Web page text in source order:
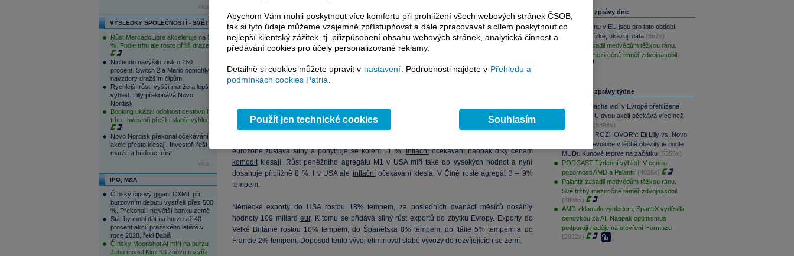
více...
VÝSLEDKY SPOLEČNOSTÍ - SVĚT
Růst MercadoLibre akceleruje na 50
%. Podle trhu ale roste příliš draze
Nintendo navýšilo zisk o 150
procent. Switch 2 a Mario pomohly
navzdory dražším čipům
Rychlejší růst, vyšší marže a lepší
výhled. Lilly překonává Novo
Nordisk
Booking ukázal odolnost cestovního
trhu. Investoři přešli i slabší výhled
Novo Nordisk překonal očekávání,
akcie přesto klesají. Investoři řeší
marže a budoucí růst
více...
IPO, M&A
Čínský čipový gigant CXMT při
burzovním debutu vystřelil přes 500
%. Překonal i největší banku země
Stát by mohl dát na burzu až 40
procent akcií pražského letiště v
roce 2028, řekl Babiš
Čínský Moonshot AI míří na burzu.
Jeho model Kimi K3 znovu rozvířil
eurozóně zůstává silný a pohybuje se kolem 11 %.Inflačníočekávání naopak díky cenám
komoditklesají. Růst peněžního agregátu M1 v USA míří také do vysokých hodnot a nyní
dosahuje přibližně 8 %. I v USA ale inflačníočekávání klesla. V Číně roste agregát 3 – 9%
tempem.
Německé exporty do USA rostou 18% tempem, za posledních dvanáct měsíců dosáhly
hodnoty 109 miliardeur. K tomu se přidává silný růst exportů do zbytku Evropy. Exporty do
Velké Británie rostou 10% tempem, do Španělska 8% tempem, do Itálie 5% tempem a do
Francie 2% tempem. Doposud tento vývoj eliminoval slabé vývozy do rozvíjejících se zemí.
Nejčtenější zprávy dne
Zásoby plynu v EU jsou pro toto období
rekordně nízké, ukazují data (557x)
Palantir zasadil medvědům těžkou ránu.
Své tržby meziročně téměř zdvojnásobil
Nejčtenější zprávy týdne
Goldman Sachs vidí v Evropě přehlížené
příležitosti. U dvou akcií očekává více než
(5398x)
PODCAST ROZHOVORY: Eli Lilly vs. Novo
Nordisk. Revoluce v léčbě obezity je podle
MUDr. Kunové teprve na začátku (5355x)
PODCAST Týdenní výhled: V centru
pozornosti AMD a Palantir (4036x)
Palantir zasadil medvědům těžkou ránu.
Své tržby meziročně téměř zdvojnásobil
(3865x)
AMD zklamalo výhledem, SpaceX vyděsila
cenovkou za AI. Naopak optimismus
podporují naděje na otevření Hormuzu
(2922x)
Abychom Vám mohli poskytnout více komfortu při prohlížení všech webových stránek ČSOB,
tak si tyto údaje můžeme vzájemně zpřístupňovat a dále zpracovávat s cílem poskytnout co
nejlepší klientský zážitek, tj. přizpůsobení obsahu webových stránek, analytická činnost a
předávání cookies pro účely personalizované reklamy.
Detailně si cookies můžete upravit v nastavení . Podrobnosti najdete v Přehledu a
podmínkách cookies Patria
Použít jen technické cookies Souhlasím